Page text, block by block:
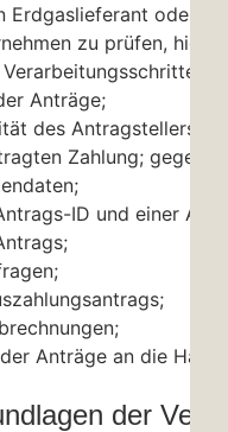
Erdgaslieferant oder
zu prüfen,
Anträge;
des Antragstellers
Zahlung;
ID und einer
Anträge an die
der